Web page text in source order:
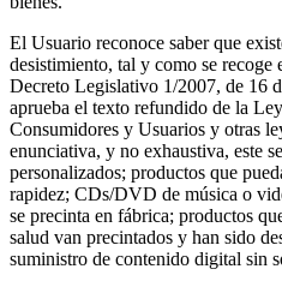
El Usuario reconoce saber que
desistimiento, tal y como se recoge
Decreto Legislativo 1/2007, de 16
aprueba el texto refundido de la
Consumidores y Usuarios y otras
enunciativa, y no exhaustiva, este
personalizados; productos que
rapidez; CDs/DVD de música o
se precinta en fábrica; productos
salud van precintados y han sido
suministro de contenido digital sin